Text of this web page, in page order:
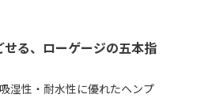
る、ローゲージの五本指
湿性・耐水性に優れたヘンプ